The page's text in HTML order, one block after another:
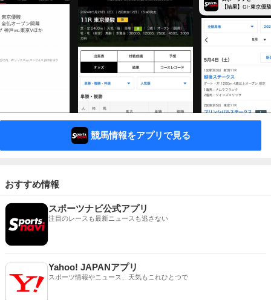
競馬情報をアプリで見る
おすすめ情報
スポーツナビ公式アプリ
注目のレースも最新ニュースも逃さない
Yahoo! JAPANアプリ
スポーツ情報やニュース、天気もこれひとつで